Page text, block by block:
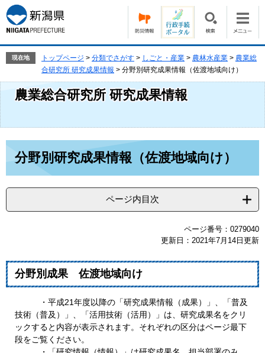
ー
ジ
の
で
す。
ニ
ュ
ー
ば
し
て
本
文
へ
現在地 トップページ > 分類でさがす > しごと・産業 > 農林水産業 > 農業総
合研究所 研究成果情報 > 分野別研究成果情報（佐渡地域向け）
農業総合研究所 研究成果情報
分野別研究成果情報（佐渡地域向け）
ページ内目次
ページ番号：0279040
更新日：2021年7月14日更新
分野別成果 佐渡地域向け
・平成21年度以降の「研究成果情報（成果）」、「普及
技術（普及）」、「活用技術（活用）」は、研究成果名をクリ
ックすると内容が表示されます。それぞれの区分はページ最下
段をご覧ください。